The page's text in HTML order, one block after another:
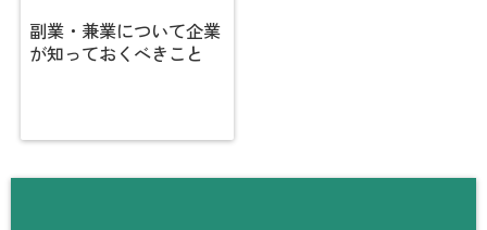
副業・兼業について企業
が知っておくべきこと